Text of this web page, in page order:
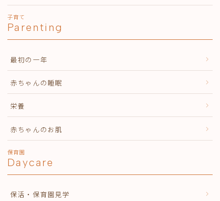
子育て
Parenting
最初の一年
赤ちゃんの睡眠
栄養
赤ちゃんのお肌
保育園
Daycare
保活・保育園見学